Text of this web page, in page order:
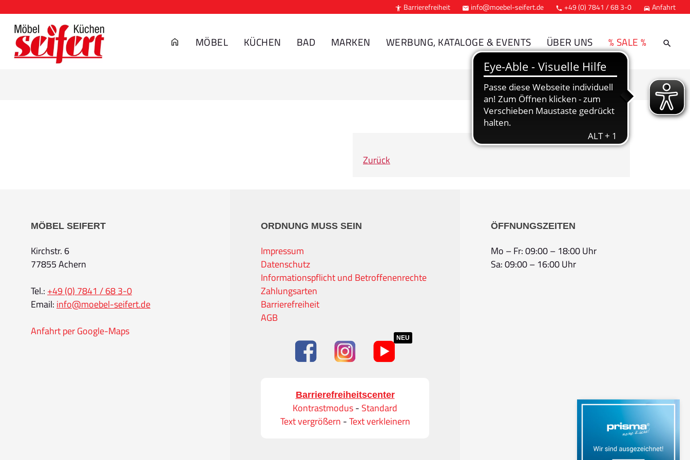
 Barrierefreiheit  info@moebel-seifert.de  +49 (0) 7841 / 68 3-0  Anfahrt
MÖBEL KÜCHEN BAD MARKEN WERBUNG, KATALOGE & EVENTS ÜBER UNS % SALE %
Zurück
MÖBEL SEIFERT
Kirchstr. 6
77855 Achern
Tel.: +49 (0) 7841 / 68 3-0
Email: info@moebel-seifert.de
Anfahrt per Google-Maps
ORDNUNG MUSS SEIN
Impressum
Datenschutz
Informationspflicht und Betroffenenrechte
Zahlungsarten
Barrierefreiheit
AGB
NEU
Barrierefreiheitscenter
Kontrastmodus- Standard
Text vergrößern -Text verkleinern
ÖFFNUNGSZEITEN
Mo – Fr: 09:00 – 18:00 Uhr
Sa: 09:00 – 16:00 Uhr